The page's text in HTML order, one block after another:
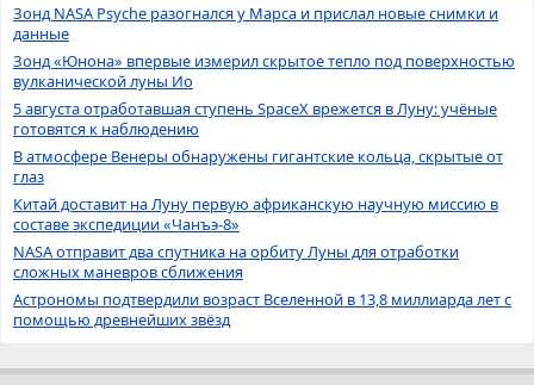
Зонд NASA Psyche разогнался у Марса и прислал новые снимки и
данные
Зонд «Юнона» впервые измерил скрытое тепло под поверхностью
вулканической луны Ио
5 августа отработавшая ступень SpaceX врежется в Луну: учёные
готовятся к наблюдению
В атмосфере Венеры обнаружены гигантские кольца, скрытые от
глаз
Китай доставит на Луну первую африканскую научную миссию в
составе экспедиции «Чанъэ-8»
NASA отправит два спутника на орбиту Луны для отработки
сложных маневров сближения
Астрономы подтвердили возраст Вселенной в 13,8 миллиарда лет с
помощью древнейших звёзд